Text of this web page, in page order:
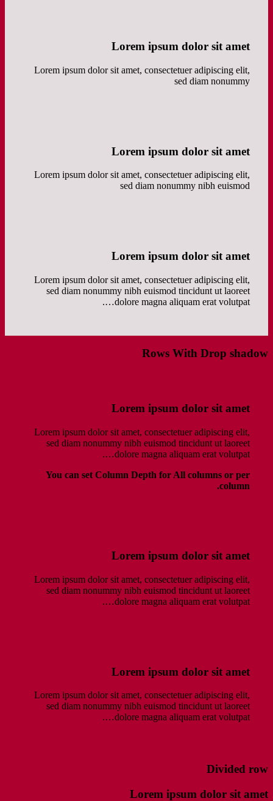
Lorem ipsum dolor sit amet
Lorem ipsum dolor sit amet, consectetuer adipiscing elit,
sed diam nonummy
Lorem ipsum dolor sit amet
Lorem ipsum dolor sit amet, consectetuer adipiscing elit,
sed diam nonummy nibh euismod
Lorem ipsum dolor sit amet
Lorem ipsum dolor sit amet, consectetuer adipiscing elit,
sed diam nonummy nibh euismod tincidunt ut laoreet
dolore magna aliquam erat volutpat….
Rows With Drop shadow
Lorem ipsum dolor sit amet
Lorem ipsum dolor sit amet, consectetuer adipiscing elit,
sed diam nonummy nibh euismod tincidunt ut laoreet
dolore magna aliquam erat volutpat….
You can set Column Depth for All columns or per
column.
Lorem ipsum dolor sit amet
Lorem ipsum dolor sit amet, consectetuer adipiscing elit,
sed diam nonummy nibh euismod tincidunt ut laoreet
dolore magna aliquam erat volutpat….
Lorem ipsum dolor sit amet
Lorem ipsum dolor sit amet, consectetuer adipiscing elit,
sed diam nonummy nibh euismod tincidunt ut laoreet
dolore magna aliquam erat volutpat….
Divided row
Lorem ipsum dolor sit amet